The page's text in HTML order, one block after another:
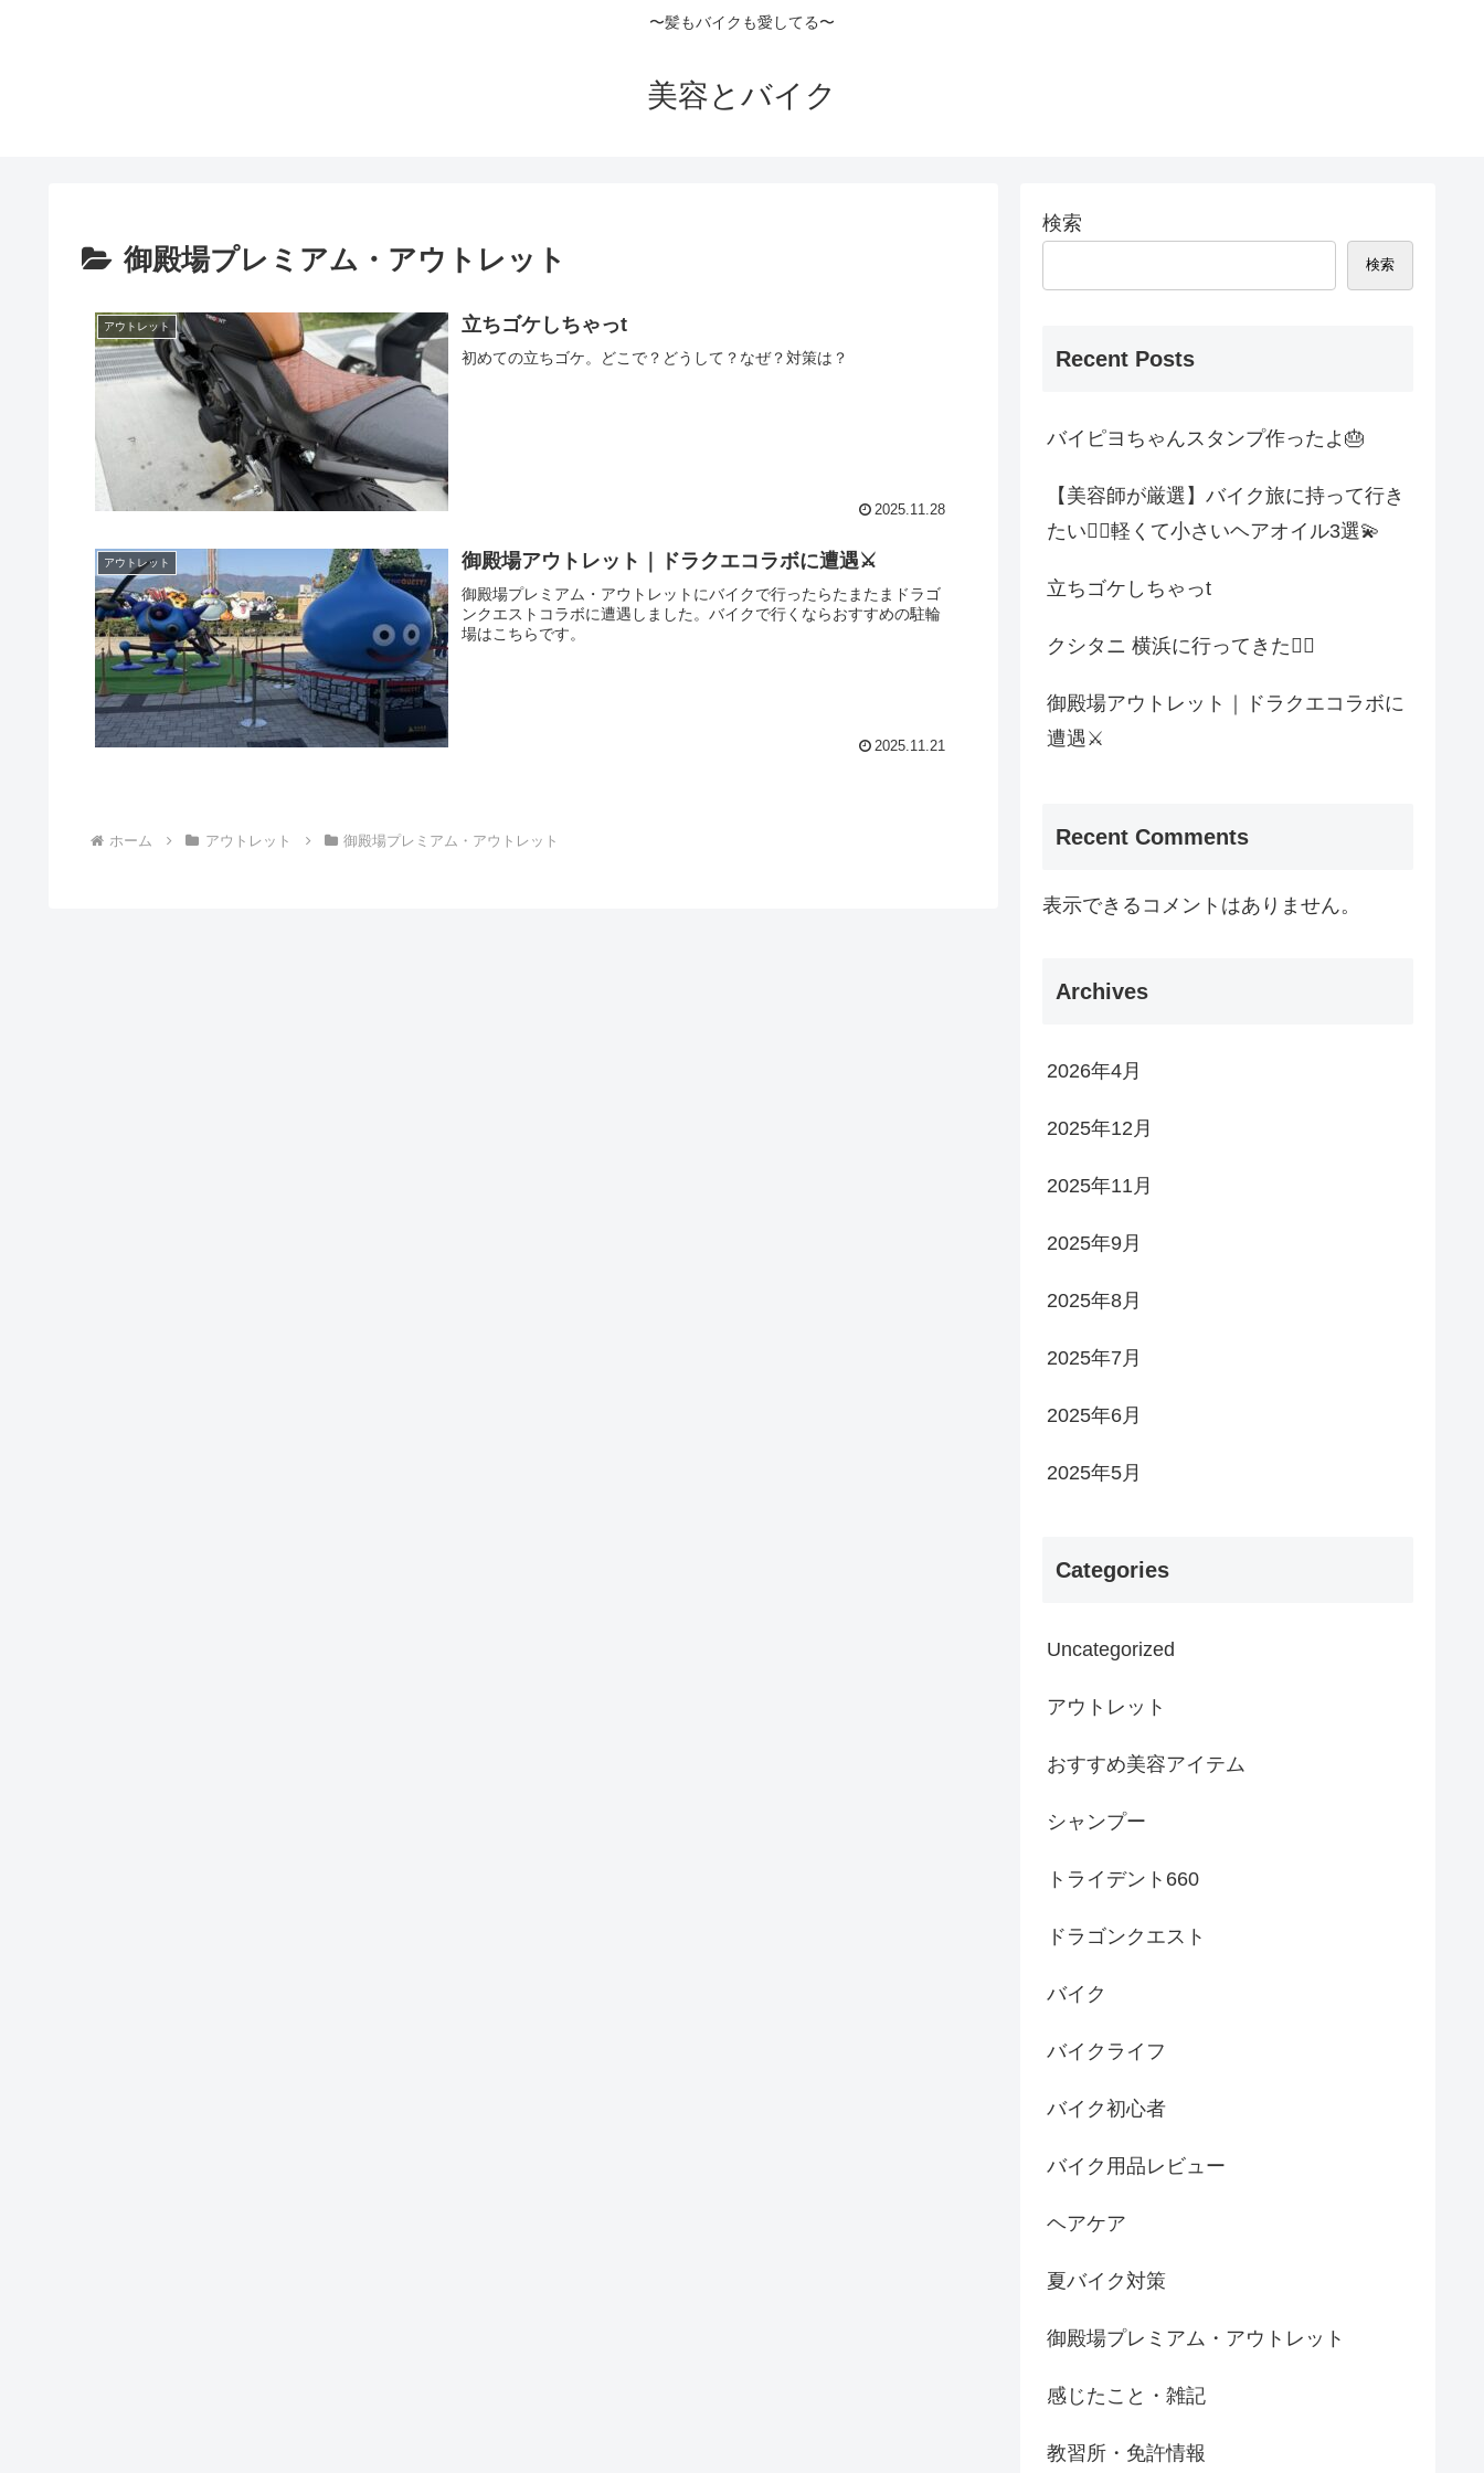
〜髪もバイクも愛してる〜
美容とバイク
御殿場プレミアム・アウトレット
アウトレット 立ちゴケしちゃっt
初めての立ちゴケ。どこで？どうして？なぜ？対策は？
2025.11.28
アウトレット 御殿場アウトレット｜ドラクエコラボに遭遇⚔️
御殿場プレミアム・アウトレットにバイクで行ったらたまたまドラゴ
ンクエストコラボに遭遇しました。バイクで行くならおすすめの駐輪
場はこちらです。
2025.11.21
ホーム アウトレット 御殿場プレミアム・アウトレット
検索
検索
Recent Posts
バイピヨちゃんスタンプ作ったよ🎂
【美容師が厳選】バイク旅に持って行き
たい❤️‍🔥軽くて小さいヘアオイル3選💫
立ちゴケしちゃっt
クシタニ 横浜に行ってきた🏃‍♀️
御殿場アウトレット｜ドラクエコラボに
遭遇⚔️
Recent Comments
表示できるコメントはありません。
Archives
2026年4月
2025年12月
2025年11月
2025年9月
2025年8月
2025年7月
2025年6月
2025年5月
Categories
Uncategorized
アウトレット
おすすめ美容アイテム
シャンプー
トライデント660
ドラゴンクエスト
バイク
バイクライフ
バイク初心者
バイク用品レビュー
ヘアケア
夏バイク対策
御殿場プレミアム・アウトレット
感じたこと・雑記
教習所・免許情報